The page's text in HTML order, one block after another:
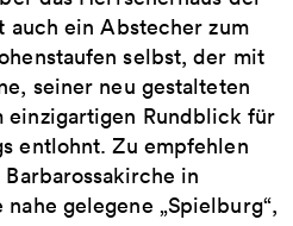
auch ein Abstecher zum
selbst, der mit
seiner neu gestalteten
einzigartigen Rundblick für
entlohnt. Zu empfehlen
in
gelegene „Spielburg“,